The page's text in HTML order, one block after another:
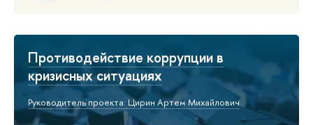
Противодействие коррупции в
кризисных ситуациях
Руководитель проекта: Цирин Артем Михайлович